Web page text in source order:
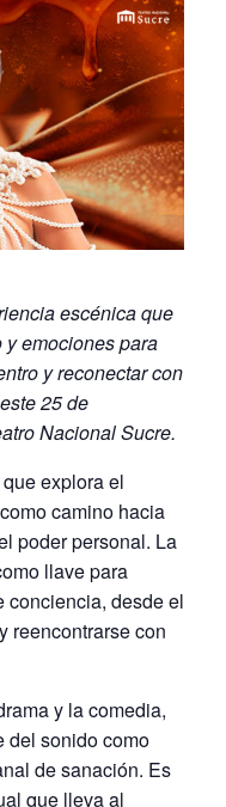
escénica que
emociones para
y reconectar con
25 de
Nacional Sucre.
explora el
camino hacia
poder personal. La
llave para
conciencia, desde el
reencontrarse con
y la comedia,
del sonido como
de sanación. Es
que lleva al